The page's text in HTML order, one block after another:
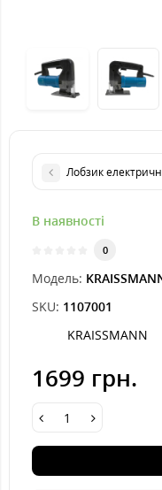
Лобзик
В наявності
0
Модель:
SKU: 1107001
KRAISSMANN
1699 грн.